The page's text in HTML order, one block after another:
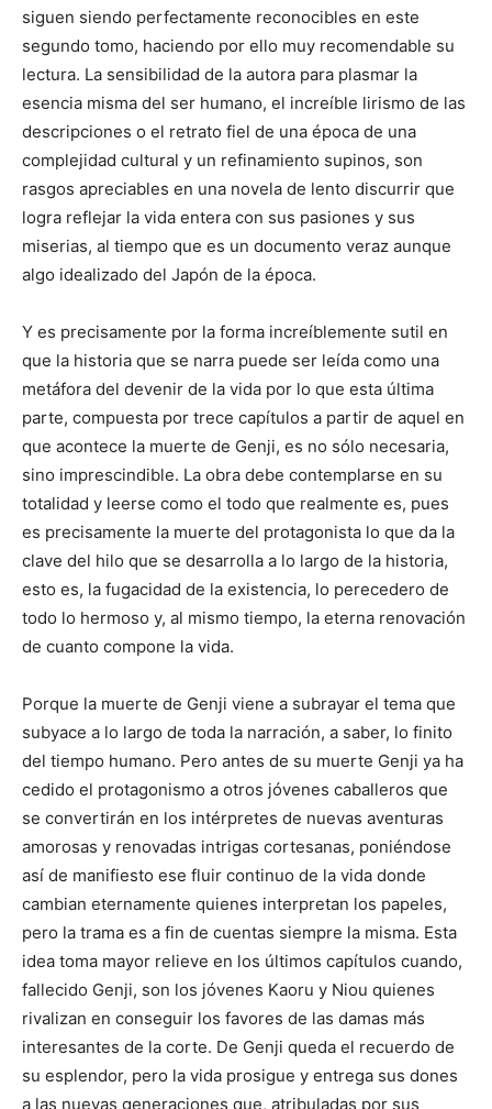
siguen siendo perfectamente reconocibles en este
segundo tomo, haciendo por ello muy recomendable su
lectura. La sensibilidad de la autora para plasmar la
esencia misma del ser humano, el increíble lirismo de las
descripciones o el retrato fiel de una época de una
complejidad cultural y un refinamiento supinos, son
rasgos apreciables en una novela de lento discurrir que
logra reflejar la vida entera con sus pasiones y sus
miserias, al tiempo que es un documento veraz aunque
algo idealizado del Japón de la época.
Y es precisamente por la forma increíblemente sutil en
que la historia que se narra puede ser leída como una
metáfora del devenir de la vida por lo que esta última
parte, compuesta por trece capítulos a partir de aquel en
que acontece la muerte de Genji, es no sólo necesaria,
sino imprescindible. La obra debe contemplarse en su
totalidad y leerse como el todo que realmente es, pues
es precisamente la muerte del protagonista lo que da la
clave del hilo que se desarrolla a lo largo de la historia,
esto es, la fugacidad de la existencia, lo perecedero de
todo lo hermoso y, al mismo tiempo, la eterna renovación
de cuanto compone la vida.
Porque la muerte de Genji viene a subrayar el tema que
subyace a lo largo de toda la narración, a saber, lo finito
del tiempo humano. Pero antes de su muerte Genji ya ha
cedido el protagonismo a otros jóvenes caballeros que
se convertirán en los intérpretes de nuevas aventuras
amorosas y renovadas intrigas cortesanas, poniéndose
así de manifiesto ese fluir continuo de la vida donde
cambian eternamente quienes interpretan los papeles,
pero la trama es a fin de cuentas siempre la misma. Esta
idea toma mayor relieve en los últimos capítulos cuando,
fallecido Genji, son los jóvenes Kaoru y Niou quienes
rivalizan en conseguir los favores de las damas más
interesantes de la corte. De Genji queda el recuerdo de
su esplendor, pero la vida prosigue y entrega sus dones
a las nuevas generaciones que, atribuladas por sus